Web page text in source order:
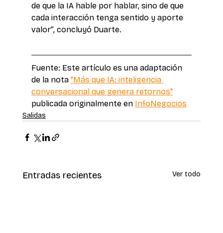
de que la IA hable por hablar, sino de que
cada interacción tenga sentido y aporte
valor”, concluyó Duarte.
Fuente: Este artículo es una adaptación
de la nota "Más que IA: inteligencia
conversacional que genera retornos"
publicada originalmente en InfoNegocios
Salidas
Entradas recientes Ver todo